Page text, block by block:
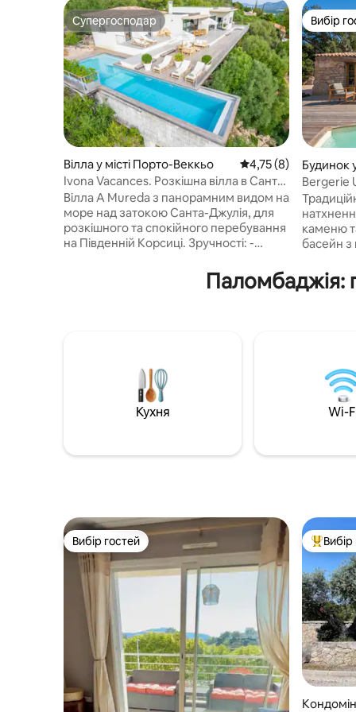
Супергосподар
Супергосподар
Вілла у місті Порто-Веккьо Середня оцінка: 4,75
4,75 (8)
Ivona Vacances. Розкішна вілла в Санта-
Джулія
Вілла A Mureda з панорамним видом на
море над затокою Санта-Джулія, для
розкішного та спокійного перебування
на Південній Корсиці. Зручності: -
5 спальнь з окремими ванними
кімнатами та терасою - Велика
для сімейного відпочинку,
перебування з друзями або Особлива
подія на Корсиці.
Вибір
Вибір
Будинок
Bergerie
каменю
басейн з
з міні-
спалень
'язкових
Паломбаджія:
Кухня Wi-
Вибір гостей
Вибір гостей Топ